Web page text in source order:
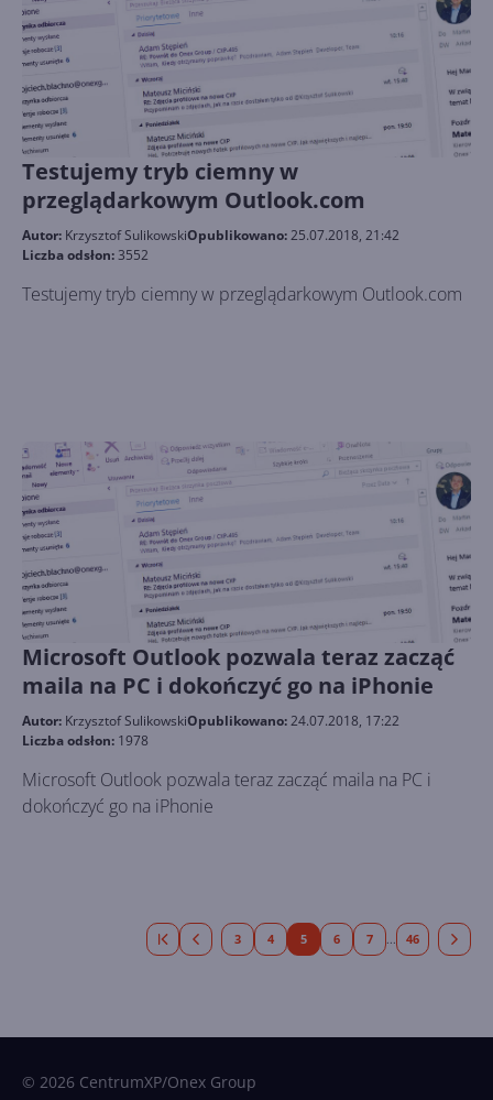
Testujemy tryb ciemny w
przeglądarkowym Outlook.com
Autor: Krzysztof SulikowskiOpublikowano:25.07.2018, 21:42
Liczba odsłon:3552
Testujemy tryb ciemny w przeglądarkowym Outlook.com
Microsoft Outlook pozwala teraz zacząć
maila na PC i dokończyć go na iPhonie
Autor: Krzysztof SulikowskiOpublikowano:24.07.2018, 17:22
Liczba odsłon: 1978
Microsoft Outlook pozwala teraz zacząć maila na PC i
dokończyć go na iPhonie
3 4 5 6 7 ... 46
© 2026 CentrumXP/Onex Group